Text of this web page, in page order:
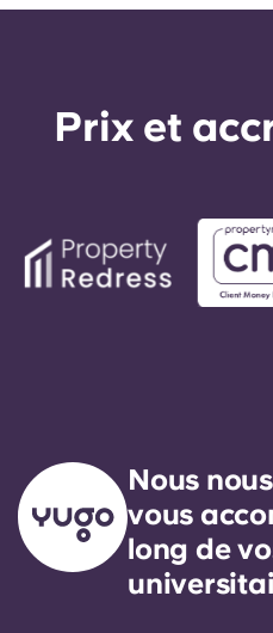
Prix ​​et
Nous
vous
long de